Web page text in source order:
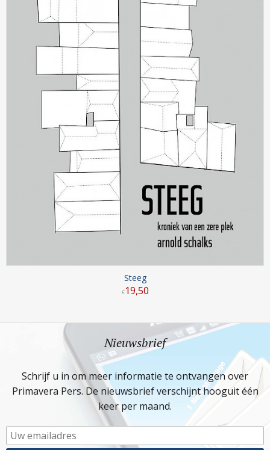
Steeg
€19,50
Nieuwsbrief
Schrijf u in om meer informatie te ontvangen over
Primavera Pers. De nieuwsbrief verschijnt hooguit één
keer per maand.